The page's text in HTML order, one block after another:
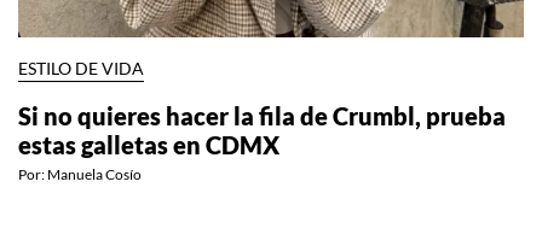
ESTILO DE VIDA
Si no quieres hacer la fila de Crumbl, prueba
estas galletas en CDMX
Por: Manuela Cosío